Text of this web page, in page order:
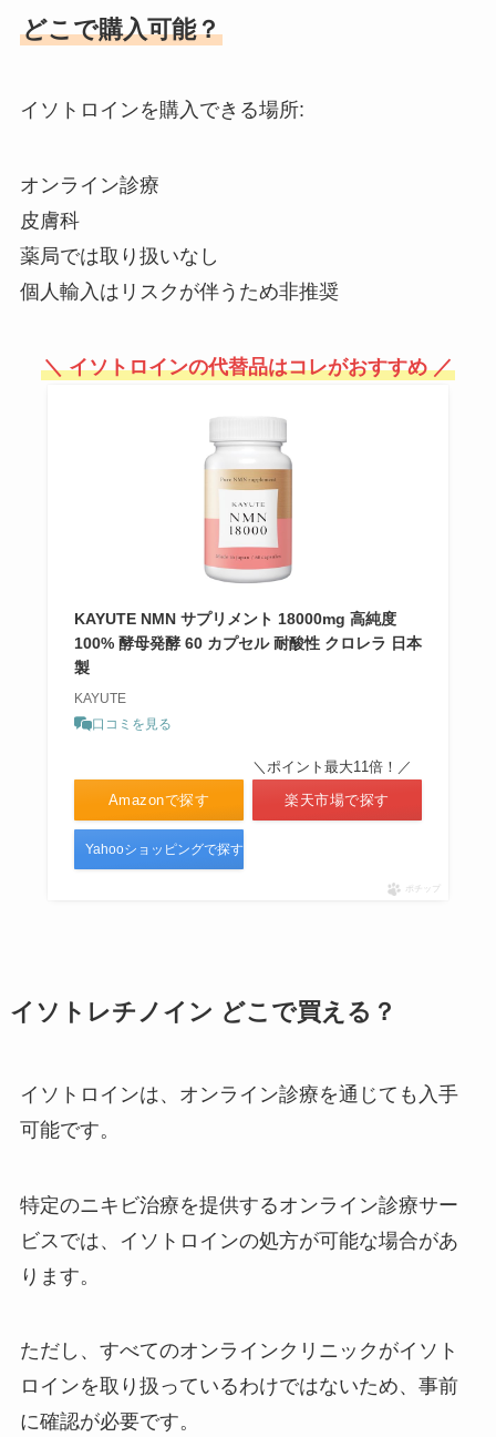
電気温水器は生産終了？壊れたら
プリペイドsimはどこで買える？
コンビニやドンキで売ってる？ビ
どこで購入可能？
イソトロインを購入できる場所:
オンライン診療
皮膚科
薬局では取り扱いなし
個人輸入はリスクが伴うため非推奨
＼ イソトロインの代替品はコレがおすすめ ／
KAYUTE NMN サプリメント 18000mg 高純度
100% 酵母発酵 60 カプセル 耐酸性 クロレラ 日本
製
KAYUTE
口コミを見る
Amazonで探す
＼ポイント最大11倍！／
楽天市場で探す
Yahooショッピングで探す
ポチップ
イソトレチノイン どこで買える？
イソトロインは、オンライン診療を通じても入手
可能です。
特定のニキビ治療を提供するオンライン診療サー
ビスでは、イソトロインの処方が可能な場合があ
ります。
ただし、すべてのオンラインクリニックがイソト
ロインを取り扱っているわけではないため、事前
に確認が必要です。